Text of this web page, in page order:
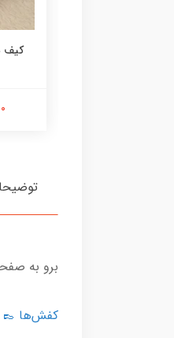
کیف
برو به
کفش‌ها |